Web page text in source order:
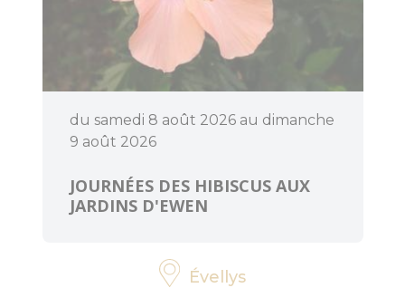
du samedi 8 août 2026 au dimanche
9 août 2026
JOURNÉES DES HIBISCUS AUX
JARDINS D'EWEN
Évellys